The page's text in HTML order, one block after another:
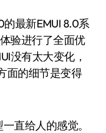
最新EMUI 8.0系
验进行了全面优
没有太大变化，
面的细节是变得
直给人的感觉。